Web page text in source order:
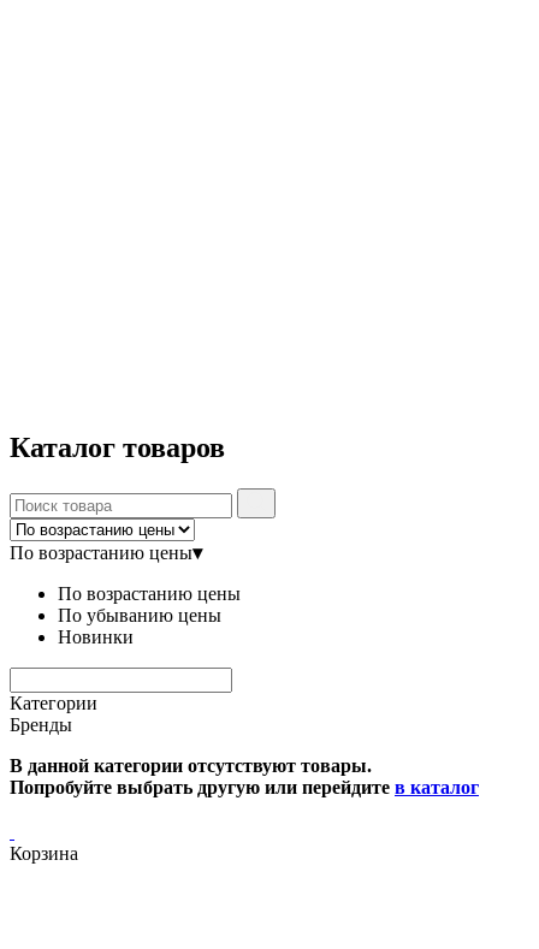
Каталог товаров
По возрастанию цены▾
По возрастанию цены
По убыванию цены
Новинки
Категории
Бренды
В данной категории отсутствуют товары.
Попробуйте выбрать другую или перейдите в каталог
Корзина